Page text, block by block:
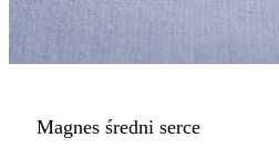
Magnes średni serce